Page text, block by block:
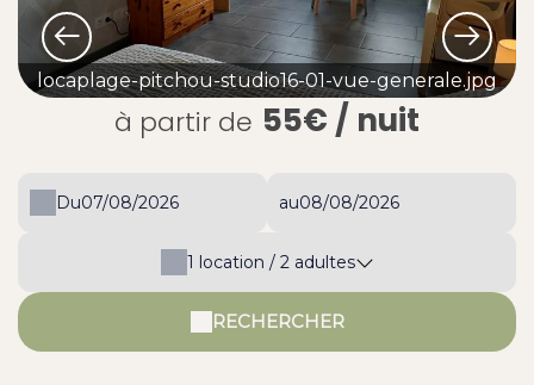
locaplage-pitchou-studio16-01-vue-generale.jpg
à partir de 55€ / nuit
Du au
1 location / 2 adultes
RECHERCHER